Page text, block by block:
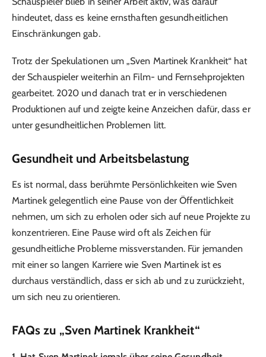
hindeutet, dass es keine ernsthaften gesundheitlichen
Einschränkungen gab.
Trotz der Spekulationen um „Sven Martinek Krankheit“ hat
der Schauspieler weiterhin an Film- und Fernsehprojekten
gearbeitet. 2020 und danach trat er in verschiedenen
Produktionen auf und zeigte keine Anzeichen dafür, dass er
unter gesundheitlichen Problemen litt.
Gesundheit und Arbeitsbelastung
Es ist normal, dass berühmte Persönlichkeiten wie Sven
Martinek gelegentlich eine Pause von der Öffentlichkeit
nehmen, um sich zu erholen oder sich auf neue Projekte zu
konzentrieren. Eine Pause wird oft als Zeichen für
gesundheitliche Probleme missverstanden. Für jemanden
mit einer so langen Karriere wie Sven Martinek ist es
durchaus verständlich, dass er sich ab und zu zurückzieht,
um sich neu zu orientieren.
FAQs zu „Sven Martinek Krankheit“